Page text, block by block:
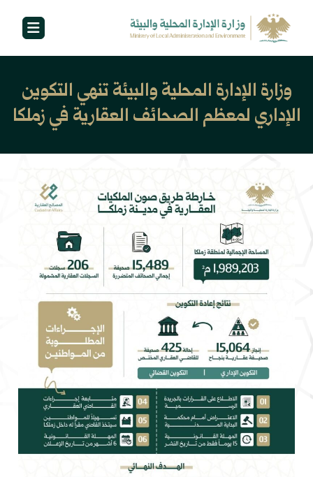
وزارة الإدارة المحلية والبيئة تنهي التكوين
الإداري لمعظم الصحائف العقارية في زملكا